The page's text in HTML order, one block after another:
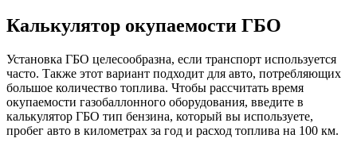
Калькулятор окупаемости ГБО
Установка ГБО целесообразна, если транспорт используется
часто. Также этот вариант подходит для авто, потребляющих
большое количество топлива. Чтобы рассчитать время
окупаемости газобаллонного оборудования, введите в
калькулятор ГБО тип бензина, который вы используете,
пробег авто в километрах за год и расход топлива на 100 км.